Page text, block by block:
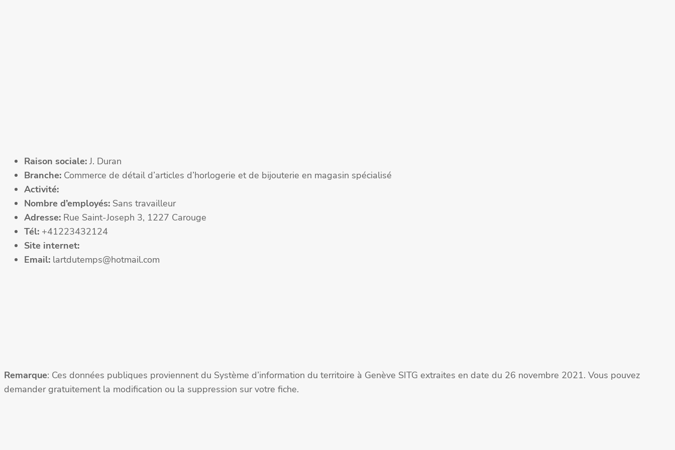
Raison sociale: J. Duran
Branche: Commerce de détail d’articles d’horlogerie et de bijouterie en magasin spécialisé
Activité:
Nombre d’employés: Sans travailleur
Adresse: Rue Saint-Joseph 3, 1227 Carouge
Tél: +41223432124
Site internet:
Email: lartdutemps@hotmail.com
Remarque: Ces données publiques proviennent du Système d’information du territoire à Genève SITG extraites en date du 26 novembre 2021. Vous pouvez
demander gratuitement la modification ou la suppression sur votre fiche.